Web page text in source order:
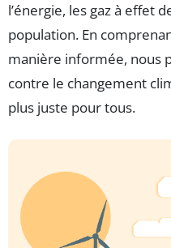
l’énergie, les gaz à effet
population. En
manière informée, nous
contre le changement
plus juste pour tous.